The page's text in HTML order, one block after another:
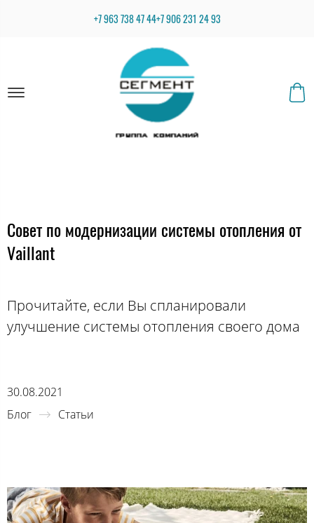
+7 963 738 47 44+7 906 231 24 93
Совет по модернизации системы отопления от
Vaillant
Прочитайте, если Вы спланировали
улучшение системы отопления своего дома
30.08.2021
Блог
Статьи